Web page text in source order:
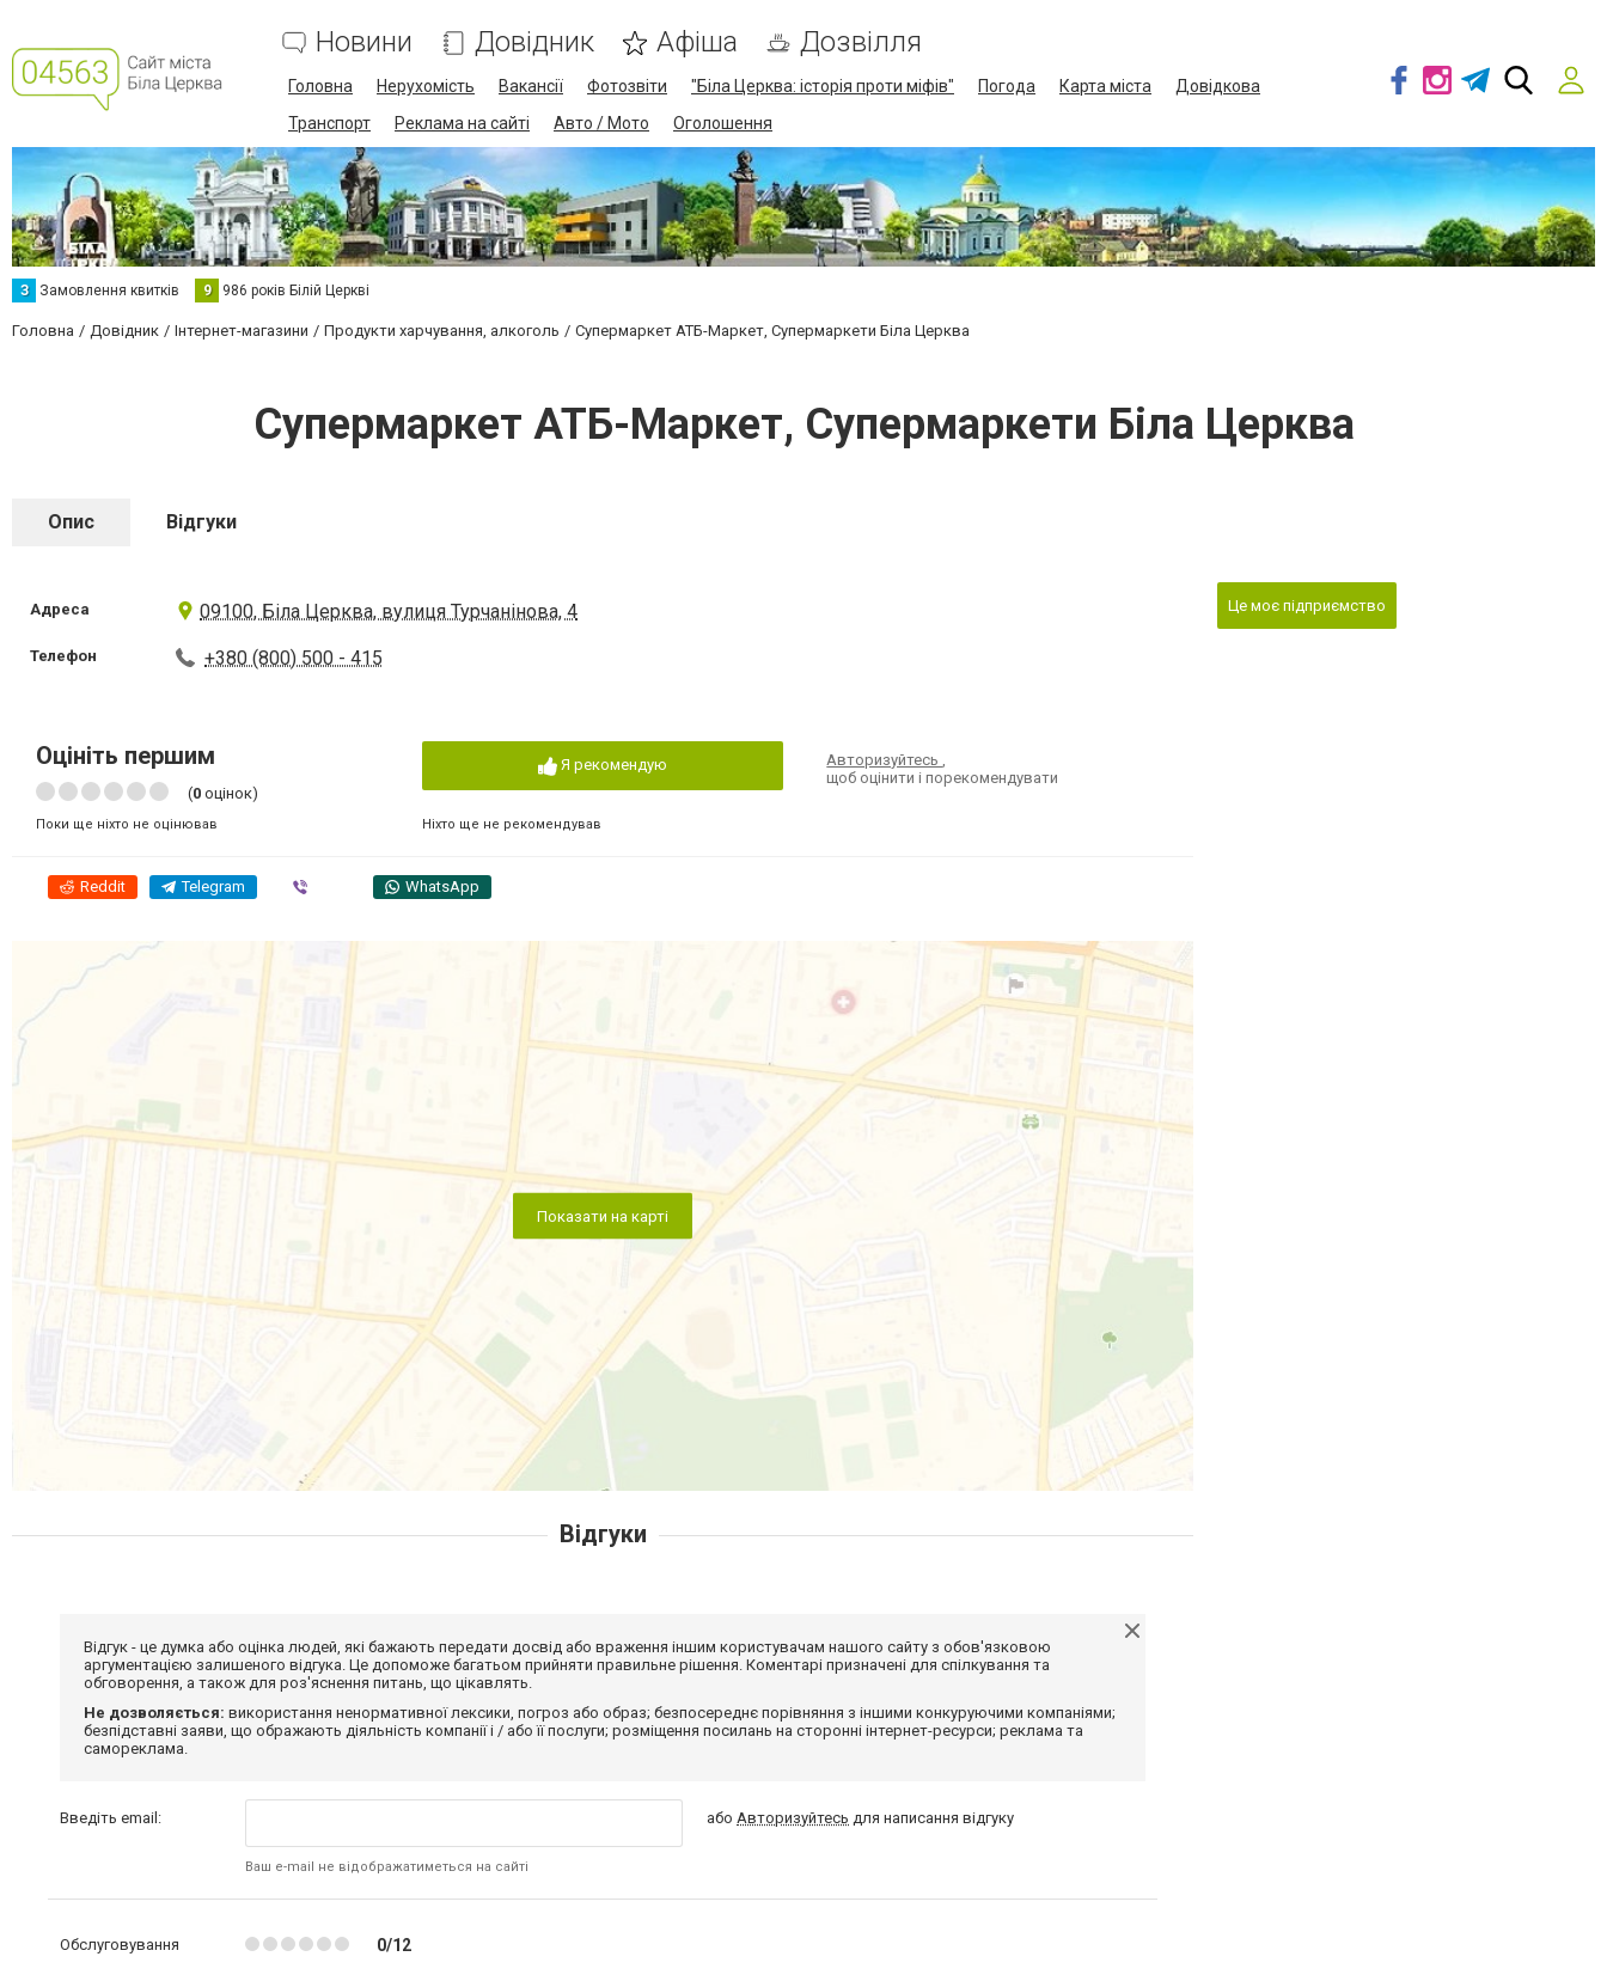
Новини Довідник Афіша Дозвілля
Головна Нерухомість Вакансії Фотозвіти "Біла Церква: історія проти міфів" Погода Карта міста
Довідкова
Транспорт
Реклама на сайті Авто / Мото Оголошення
З Замовлення квитків 9 986 років Білій Церкві
Головна Довідник Інтернет-магазини Продукти харчування, алкоголь Супермаркет АТБ-Маркет, Супермаркети Біла Церква
Супермаркет АТБ-Маркет, Супермаркети Біла Церква
Опис Відгуки
Адреса 09100, Біла Церква, вулиця Турчанінова, 4
Телефон +380 (800) 500 - 415
Оцініть першим
(0 оцінок)
Поки ще ніхто не оцінював
Я рекомендую
Ніхто ще не рекомендував
Авторизуйтесь,
щоб оцінити і порекомендувати
Reddit Telegram WhatsApp
Показати на карті
Це моє підприємство
Відгуки
Відгук - це думка або оцінка людей, які бажають передати досвід або враження іншим користувачам нашого сайту з обов'язковою
аргументацією залишеного відгука. Це допоможе багатьом прийняти правильне рішення. Коментарі призначені для спілкування та
обговорення, а також для роз'яснення питань, що цікавлять.
Не дозволяється: використання ненормативної лексики, погроз або образ; безпосереднє порівняння з іншими конкуруючими компаніями;
безпідставні заяви, що ображають діяльність компанії і / або її послуги; розміщення посилань на сторонні інтернет-ресурси; реклама та
самореклама.
Введіть email:
Ваш e-mail не відображатиметься на сайті
абоАвторизуйтесь для написання відгуку
Обслуговування 0/12